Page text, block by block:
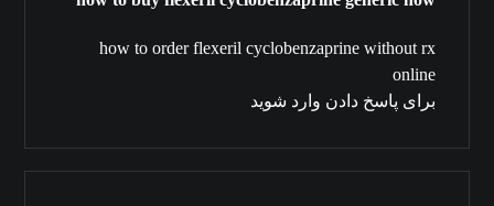
how to order flexeril cyclobenzaprine without rx
online
برای پاسخ دادن وارد شوید